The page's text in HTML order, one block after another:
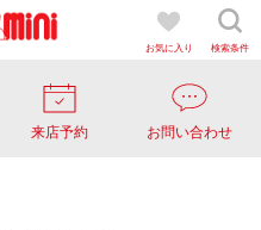
お気に入り 検索条件
来店予約 お問い合わせ